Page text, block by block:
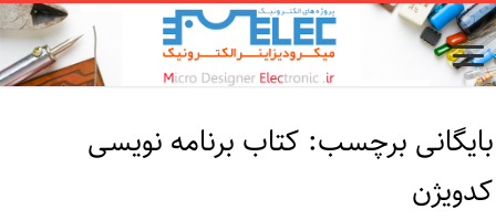
بایگانی برچسب: کتاب برنامه نویسی
کدویژن